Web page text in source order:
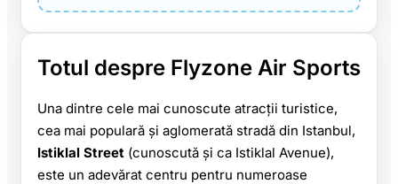
Totul despre Flyzone Air Sports
Una dintre cele mai cunoscute atracții turistice,
cea mai populară și aglomerată stradă din Istanbul,
Istiklal Street (cunoscută și ca Istiklal Avenue),
este un adevărat centru pentru numeroase